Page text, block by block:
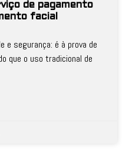
de pagamento
facial
e segurança: é à prova de
que o uso tradicional de